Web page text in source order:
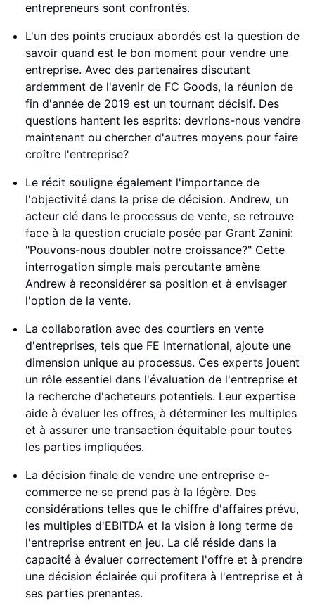
entrepreneurs sont confrontés.
L'un des points cruciaux abordés est la question de
savoir quand est le bon moment pour vendre une
entreprise. Avec des partenaires discutant
ardemment de l'avenir de FC Goods, la réunion de
fin d'année de 2019 est un tournant décisif. Des
questions hantent les esprits: devrions-nous vendre
maintenant ou chercher d'autres moyens pour faire
croître l'entreprise?
Le récit souligne également l'importance de
l'objectivité dans la prise de décision. Andrew, un
acteur clé dans le processus de vente, se retrouve
face à la question cruciale posée par Grant Zanini:
"Pouvons-nous doubler notre croissance?" Cette
interrogation simple mais percutante amène
Andrew à reconsidérer sa position et à envisager
l'option de la vente.
La collaboration avec des courtiers en vente
d'entreprises, tels que FE International, ajoute une
dimension unique au processus. Ces experts jouent
un rôle essentiel dans l'évaluation de l'entreprise et
la recherche d'acheteurs potentiels. Leur expertise
aide à évaluer les offres, à déterminer les multiples
et à assurer une transaction équitable pour toutes
les parties impliquées.
La décision finale de vendre une entreprise e-
commerce ne se prend pas à la légère. Des
considérations telles que le chiffre d'affaires prévu,
les multiples d'EBITDA et la vision à long terme de
l'entreprise entrent en jeu. La clé réside dans la
capacité à évaluer correctement l'offre et à prendre
une décision éclairée qui profitera à l'entreprise et à
ses parties prenantes.